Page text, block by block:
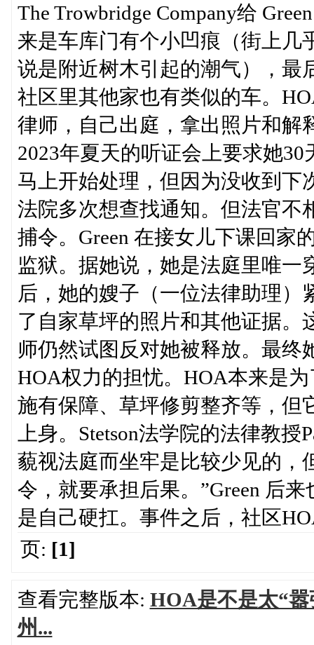
The Trowbridge Company给
来是车库门有个小凹痕（街上几
说是附近树木引起的潮气），最
社区里其他家也有类似的车。
律师，自己出庭，拿出照片和解
2023年夏天的听证会上要求她
马上开始处理，但因为没收到下
法院多次想查找通知。但法官不
捕令。Green 在接女儿下课回家
监狱。据她说，她是法庭里唯一
后，她的嫂子（一位法律助理
了自家草坪的照片和其他证据。
师仍然试图反对她被释放。最终
HOA权力的担忧。HOA本来是
施有保障、草坪修剪整齐等，但
上身。Stetson法学院的法律教
藐视法庭而坐牢是比较少见的，
令，就要承担后果。”Green 后
是自己硬扛。事件之后，社区
页: [1]
查看完整版本: HOA是不是太“
州...